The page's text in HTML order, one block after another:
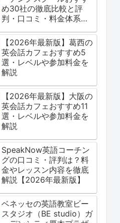
め30社の徹底比較と評
判・口コミ・料金体系を
【2026年最新版】葛西の
英会話カフェおすすめ5
選・レベルや参加料金を
解説
【2026年最新版】大阪の
英会話カフェおすすめ11
選・レベルや参加料金を
解説
SpeakNow英語コーチン
グの口コミ・評判は？料
金やレッスン内容を徹底
解説【2026年最新版】
ベネッセの英語教室ビー
スタジオ（BE studio）ガ